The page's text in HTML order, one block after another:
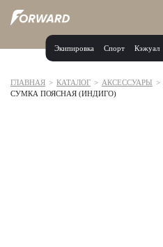
Экипировка Спорт Кэжуал
Москва и МО
ГЛАВНАЯ > КАТАЛОГ > АКСЕССУАРЫ >
СУМКА ПОЯСНАЯ (ИНДИГО)